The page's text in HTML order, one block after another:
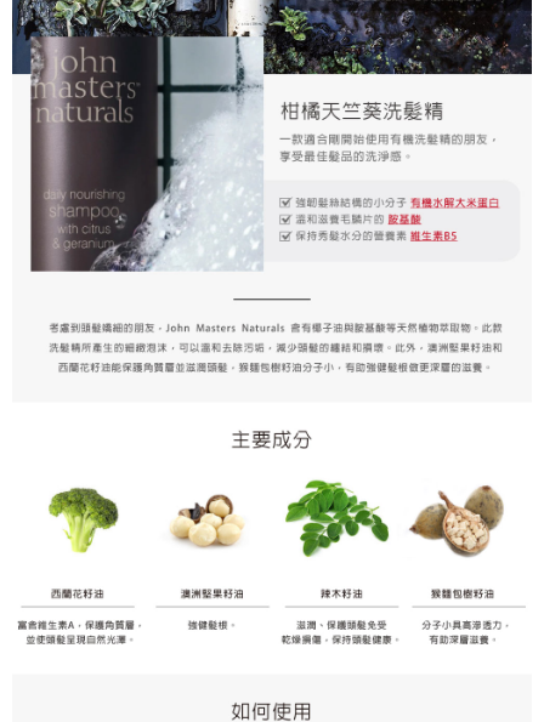
時審查核予不同之上限額度；若仍有額度不足之情形，本公司將視審查結果
請求用戶進行身份認證。
５．嚴禁一人註冊多個帳號或使用他人資訊註冊。若發現惡意使用之情形，
恩沛科技股份有限公司將有權停止該用戶之使用額度並採取法律行動。